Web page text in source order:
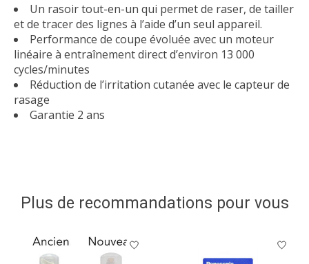
Un rasoir tout-en-un qui permet de raser, de tailler
et de tracer des lignes à l’aide d’un seul appareil.
Performance de coupe évoluée avec un moteur
linéaire à entraînement direct d’environ 13 000
cycles/minutes
Réduction de l’irritation cutanée avec le capteur de
rasage
Garantie 2 ans
Plus de recommandations pour vous
Articles du carrousel de produits